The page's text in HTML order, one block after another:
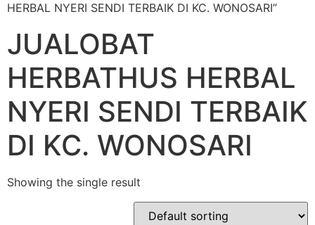
HERBAL NYERI SENDI TERBAIK DI KC. WONOSARI”
JUALOBAT
HERBATHUS HERBAL
NYERI SENDI TERBAIK
DI KC. WONOSARI
Showing the single result